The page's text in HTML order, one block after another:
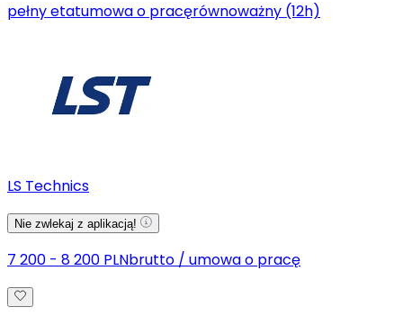
pełny etatumowa o pracęrównoważny (12h)
LS Technics
Nie zwlekaj z aplikacją!
7 200 - 8 200 PLNbrutto / umowa o pracę